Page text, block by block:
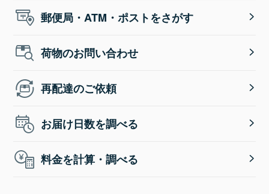
郵便局・ATM・ポストをさがす
荷物のお問い合わせ
再配達のご依頼
お届け日数を調べる
料金を計算・調べる